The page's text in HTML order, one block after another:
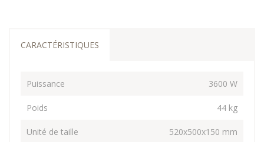
CARACTÉRISTIQUES
Puissance 3600 W
Poids 44 kg
Unité de taille 520x500x150 mm